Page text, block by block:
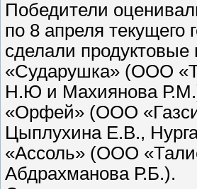
Победители
по 8 апреля текущего
сделали продуктовые
«Сударушка» (ООО
Н.Ю и Махиянова
«Орфей» (ООО
Цыплухина Е.В.,
«Ассоль» (ООО
Абдрахманова Р.Б.).